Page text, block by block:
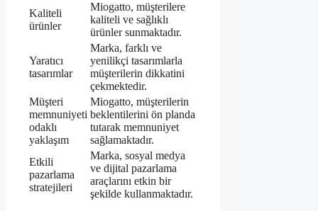
Kaliteli
ürünler
Miogatto, müşterilere
kaliteli ve sağlıklı
ürünler sunmaktadır.
Yaratıcı
tasarımlar
Marka, farklı ve
yenilikçi tasarımlarla
müşterilerin dikkatini
çekmektedir.
Müşteri
memnuniyeti
odaklı
yaklaşım
Miogatto, müşterilerin
beklentilerini ön planda
tutarak memnuniyet
sağlamaktadır.
Etkili
pazarlama
stratejileri
Marka, sosyal medya
ve dijital pazarlama
araçlarını etkin bir
şekilde kullanmaktadır.